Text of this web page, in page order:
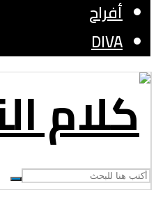
أفراح
DIVA